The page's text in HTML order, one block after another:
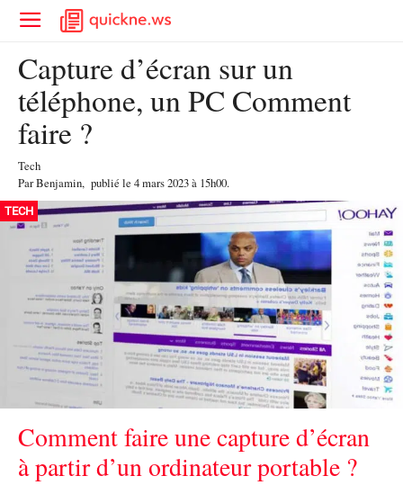
Capture d’écran sur un
téléphone, un PC Comment
faire ?
Tech
ParBenjamin, publié le 4 mars 2023à 15h00.
TECH
Comment faire une capture d’écran
à partir d’un ordinateur portable ?